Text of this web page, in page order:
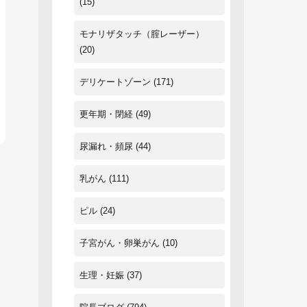
モナリザタッチ（腟レーザー）
(20)
デリケートゾーン (171)
更年期・閉経 (49)
尿漏れ・頻尿 (44)
乳がん (111)
ピル (24)
子宮がん・卵巣がん (10)
生理・妊娠 (37)